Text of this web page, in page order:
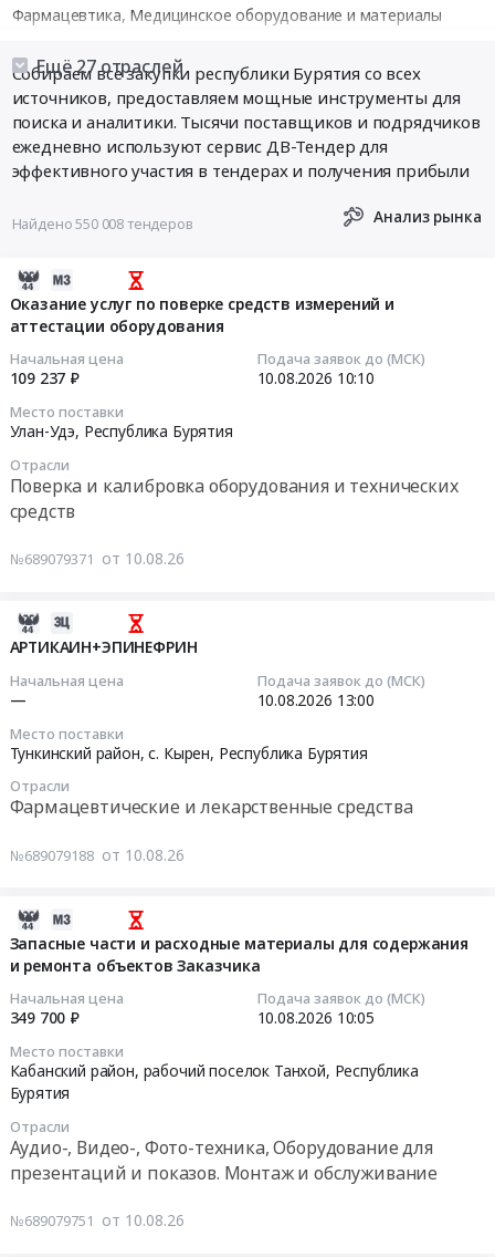
Ещё 27 отраслей
Фармацевтика, Медицинское оборудование и материалы
Медицинские и Оздоровительные услуги
Мебель, Компьютеры и Периферия, Канцтовары, Бытовая
техника
Связь, Информационные технологии
Грузовые и пассажирские перевозки, Транспортные услуги
Полиграфия
Реклама, Дизайн, Маркетинг, Теле и радиовещание
Топливо, Уголь, Продукция нефтепереработки
Автомобили, Спецтехника, Авиа- ЖД-техника, Суда
Финансы, Страхование, Оценка, Юридические услуги
Одежда, Средства защиты, Текстиль, Хозтовары, Тара
Экология, Клининг, Химчистка
Нефтяная и Газовая отрасль
Промышленное оборудование и изделия
Прочее оборудование и изделия
Обучение, Научная деятельность
Товары для Спорта, Отдыха, Развлечений, Предметы
Искусства
Металлургическое производство
Химическая продукция
Лесообработка, Изделия из дерева
Сельское хозяйство
Отходы и лом
Услуги ЖКХ
Собираем все закупки республики Бурятия со всех
источников, предоставляем мощные инструменты для
поиска и аналитики. Тысячи поставщиков и подрядчиков
ежедневно используют сервис ДВ-Тендер для
эффективного участия в тендерах и получения прибыли
Найдено 550 008 тендеров Анализ рынка
Оказание услуг по поверке средств измерений и
аттестации оборудования
Начальная цена
109 237 ₽
Подача заявок до (МСК)
10.08.2026 10:10
Место поставки
Улан-Удэ, Республика Бурятия
Отрасли
Поверка и калибровка оборудования и технических
средств
№689079371 от 10.08.26
АРТИКАИН+ЭПИНЕФРИН
Начальная цена
—
Подача заявок до (МСК)
10.08.2026 13:00
Место поставки
Тункинский район, с. Кырен, Республика Бурятия
Отрасли
Фармацевтические и лекарственные средства
№689079188 от 10.08.26
Запасные части и расходные материалы для содержания
и ремонта объектов Заказчика
Начальная цена
349 700 ₽
Подача заявок до (МСК)
10.08.2026 10:05
Место поставки
Кабанский район, рабочий поселок Танхой, Республика
Бурятия
Отрасли
Аудио-, Видео-, Фото-техника, Оборудование для
презентаций и показов. Монтаж и обслуживание
№689079751 от 10.08.26